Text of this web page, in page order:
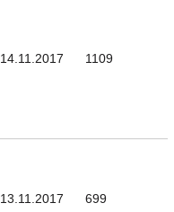
14.11.2017 1109
13.11.2017 699